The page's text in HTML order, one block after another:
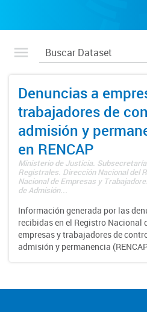
Denuncias a
trabajadores de
admisión y
en RENCAP
Ministerio de Justicia.
Registrales. Dirección Nacional del
Nacional de Empresas y
de Admisión...
Información generada por las
recibidas en el Registro Nacional
empresas y trabajadores de
admisión y permanencia